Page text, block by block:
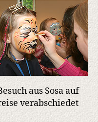
aus Sosa auf
verabschiedet